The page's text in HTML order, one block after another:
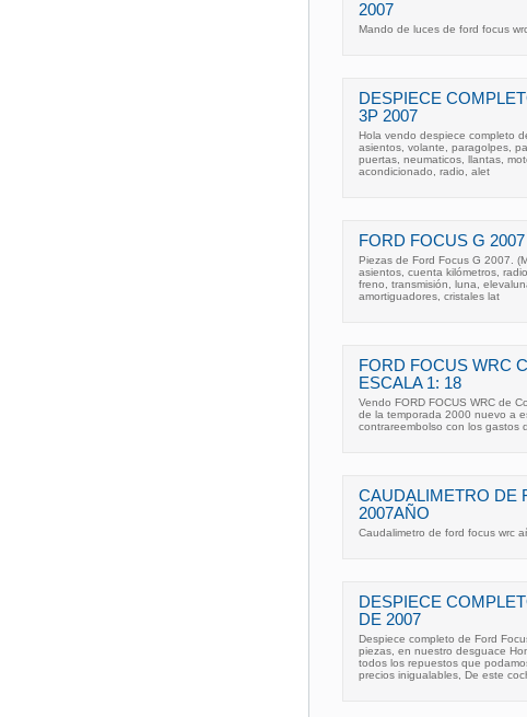
2007
Mando de luces de ford focus
DESPIECE
3P 2007
Hola vendo despiece completo
asientos, volante, paragolpes,
puertas, neumaticos, llantas,
acondicionado, radio, alet
FORD FOCUS G 2007
Piezas de Ford Focus G 2007.
asientos, cuenta kilómetros,
freno, transmisión, luna,
amortiguadores, cristales lat
FORD FOCUS WRC
ESCALA 1: 18
Vendo FORD FOCUS WRC de
de la temporada 2000 nuevo a
contrareembolso con los gastos
CAUDALIMETRO DE
2007AÑO
Caudalimetro de ford focus wrc
DESPIECE
DE 2007
Despiece completo de Ford
piezas, en nuestro desguace
todos los repuestos que
precios inigualables, De este